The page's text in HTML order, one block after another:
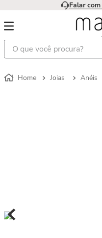
Falar
O que você procura?
Joias Anéis